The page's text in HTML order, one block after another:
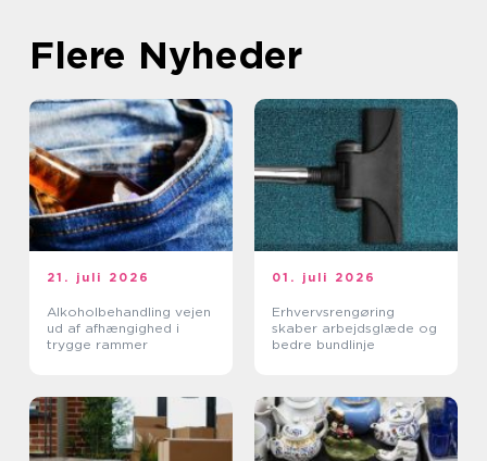
Flere Nyheder
21. juli 2026
Alkoholbehandling vejen
ud af afhængighed i
trygge rammer
01. juli 2026
Erhvervsrengøring
skaber arbejdsglæde og
bedre bundlinje